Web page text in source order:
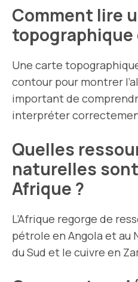
Comment lire
topographique
Une carte
contour pour montrer
important de
interpréter
Quelles
naturelles
Afrique ?
L’Afrique regorge de
pétrole en Angola et au
du Sud et le cuivre en